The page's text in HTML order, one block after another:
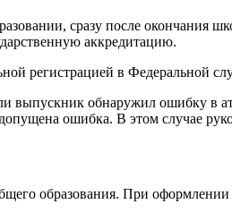
сразу после окончания
аккредитацию.
регистрацией в Федеральной
выпускник обнаружил ошибку в
ошибка. В этом случае
образования. При оформлении